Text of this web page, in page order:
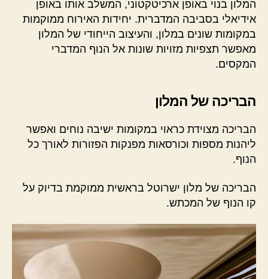
המלון בנוי באופן ארכיטקטוני, המשלב אותו באופן
אידיאלי בסביבה המדברית. יחידות האירוח ממוקמות
במקומות שונים במלון, והעיצוב הייחודי של המלון
מאפשר תצפיות מזויות שונות אל הנוף המדברי
המקסים.
הבריכה של המלון
הבריכה מצוידת כראוי במקומות ישיבה נוחים ואפשר
ליהנות מספות וכורסאות מפנקות הפזורות לאורך כל
הנוף.
הבריכה של מלון ישרוטל בראשית ממוקמת בדיוק על
קו הנוף של המכתש.